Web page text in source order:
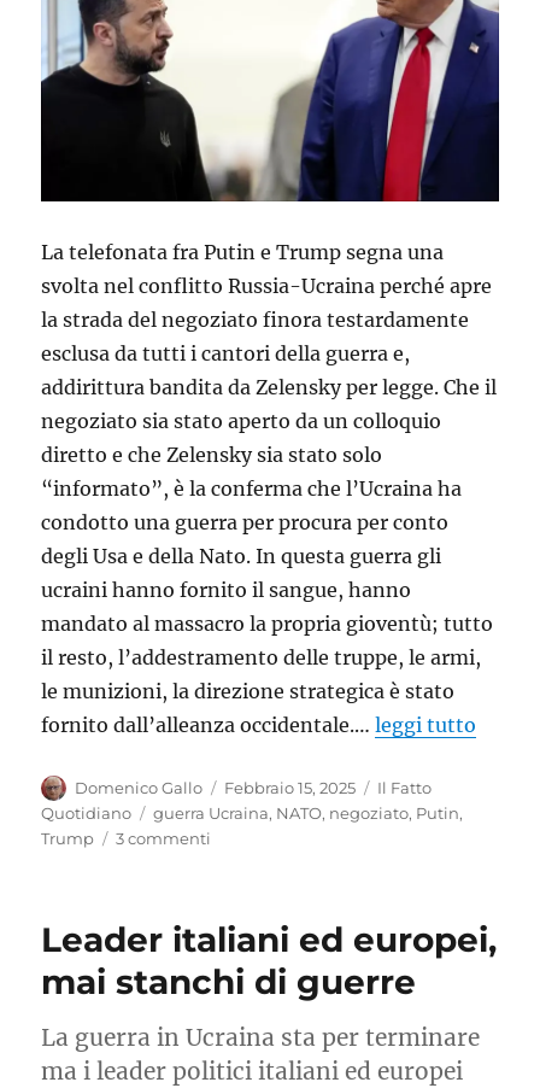
La telefonata fra Putin e Trump segna una
svolta nel conflitto Russia-Ucraina perché apre
la strada del negoziato finora testardamente
esclusa da tutti i cantori della guerra e,
addirittura bandita da Zelensky per legge. Che il
negoziato sia stato aperto da un colloquio
diretto e che Zelensky sia stato solo
“informato”, è la conferma che l’Ucraina ha
condotto una guerra per procura per conto
degli Usa e della Nato. In questa guerra gli
ucraini hanno fornito il sangue, hanno
mandato al massacro la propria gioventù; tutto
il resto, l’addestramento delle truppe, le armi,
le munizioni, la direzione strategica è stato
fornito dall’alleanza occidentale.…leggi tutto
Autore
Domenico Gallo
Pubblicato
il
Febbraio 15, 2025 Categorie
Il Fatto
Quotidiano
Tag
guerra Ucraina, NATO, negoziato, Putin,
Trump
3 commenti
il
è
Leader italiani ed europei,
mai stanchi di guerre
La guerra in Ucraina sta per terminare
ma i leader politici italiani ed europei